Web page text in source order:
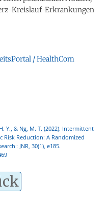
Kreislauf-Erkrankungen
/ HealthCom
Y., & Ng, M. T. (2022). Intermittent
Risk Reduction: A Randomized
: JNR, 30(1), e185.